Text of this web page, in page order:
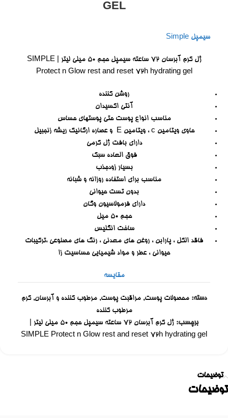
GEL
سیمپل Simple
ژل کرم آبرسان 72 ساعته سیمپل حجم 50 میلی لیتر | SIMPLE
Protect n Glow rest and reset 72h hydrating gel
روشن کننده
آنتی اکسیدان
مناسب انواع پوست حتی پوستهای حساس
حاوی ویتامین c ، ویتامین E و عصاره ارگانیک ریشه زنجبیل
دارای بافت ژل کرمی
فوق العاده سبک
بسیار زودجذب
مناسب برای استفاده روزانه و شبانه
بدون تست حیوانی
دارای فرمولاسیون وگان
حجم 50 میل
ساخت انگلیس
فاقد الکل ، پارابن ، روغن های معدنی ، رنگ های مصنوعی ،ترکیبات
حیوانی ، عطر و مواد شیمیایی حساسیت زا
مقایسه
دسته: محصولات پوست, مراقبت پوست, مرطوب کننده و آبرسان, کرم
مرطوب کننده
برچسب:
ژل کرم آبرسان 72 ساعته سیمپل حجم 50 میلی لیتر |
SIMPLE Protect n Glow rest and reset 72h hydrating gel
توضیحات
توضیحات